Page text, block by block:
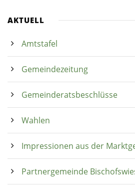
AKTUELL
Amtstafel
Gemeindezeitung
Gemeinderatsbeschlüsse
Wahlen
Impressionen aus der
Partnergemeinde